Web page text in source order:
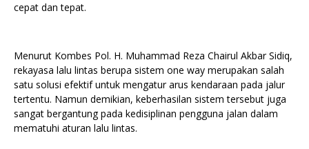
cepat dan tepat.
Menurut Kombes Pol. H. Muhammad Reza Chairul Akbar Sidiq,
rekayasa lalu lintas berupa sistem one way merupakan salah
satu solusi efektif untuk mengatur arus kendaraan pada jalur
tertentu. Namun demikian, keberhasilan sistem tersebut juga
sangat bergantung pada kedisiplinan pengguna jalan dalam
mematuhi aturan lalu lintas.